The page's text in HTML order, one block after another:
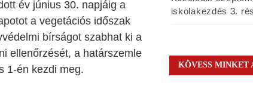
év június 30. napjáig a
a vegetációs időszak
bírságot szabhat ki a
ellenőrzését, a határszemle
1-én kezdi meg.
iskolakezdés 3.
KÖVESS MINKET